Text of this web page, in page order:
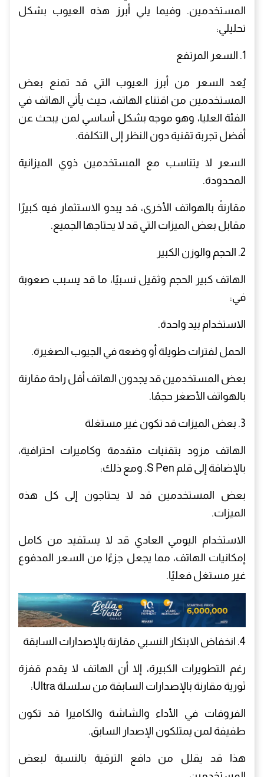
المستخدمين. وفيما يلي أبرز هذه العيوب بشكل
تحليلي:
1. السعر المرتفع
يُعد السعر من أبرز العيوب التي قد تمنع بعض
المستخدمين من اقتناء الهاتف، حيث يأتي الهاتف في
الفئة العليا، وهو موجه بشكل أساسي لمن يبحث عن
أفضل تجربة تقنية دون النظر إلى التكلفة.
السعر لا يتناسب مع المستخدمين ذوي الميزانية
المحدودة.
مقارنةً بالهواتف الأخرى، قد يبدو الاستثمار فيه كبيرًا
مقابل بعض الميزات التي قد لا يحتاجها الجميع.
2. الحجم والوزن الكبير
الهاتف كبير الحجم وثقيل نسبيًا، ما قد يسبب صعوبة
في:
الاستخدام بيد واحدة.
الحمل لفترات طويلة أو وضعه في الجيوب الصغيرة.
بعض المستخدمين قد يجدون الهاتف أقل راحة مقارنة
بالهواتف الأصغر حجمًا.
3. بعض الميزات قد تكون غير مستغلة
الهاتف مزود بتقنيات متقدمة وكاميرات احترافية،
بالإضافة إلى قلم S Pen. ومع ذلك:
بعض المستخدمين قد لا يحتاجون إلى كل هذه
الميزات.
الاستخدام اليومي العادي قد لا يستفيد من كامل
إمكانيات الهاتف، مما يجعل جزءًا من السعر المدفوع
غير مستغل فعليًا.
4. انخفاض الابتكار النسبي مقارنة بالإصدارات السابقة
رغم التطويرات الكبيرة، إلا أن الهاتف لا يقدم قفزة
ثورية مقارنة بالإصدارات السابقة من سلسلة Ultra:
الفروقات في الأداء والشاشة والكاميرا قد تكون
طفيفة لمن يمتلكون الإصدار السابق.
هذا قد يقلل من دافع الترقية بالنسبة لبعض